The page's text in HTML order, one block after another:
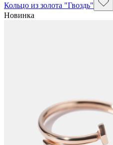
Кольцо из золота "Гвоздь"
Новинка